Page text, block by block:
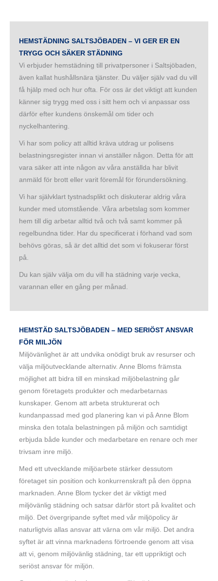
HEMSTÄDNING SALTSJÖBADEN – VI GER ER EN
TRYGG OCH SÄKER STÄDNING
Vi erbjuder hemstädning till privatpersoner i Saltsjöbaden,
även kallat hushållsnära tjänster. Du väljer själv vad du vill
få hjälp med och hur ofta. För oss är det viktigt att kunden
känner sig trygg med oss i sitt hem och vi anpassar oss
därför efter kundens önskemål om tider och
nyckelhantering.
Vi har som policy att alltid kräva utdrag ur polisens
belastningsregister innan vi anställer någon. Detta för att
vara säker att inte någon av våra anställda har blivit
anmäld för brott eller varit föremål för förundersökning.
Vi har självklart tystnadsplikt och diskuterar aldrig våra
kunder med utomstående. Våra arbetslag som kommer
hem till dig arbetar alltid två och två samt kommer på
regelbundna tider. Har du specificerat i förhand vad som
behövs göras, så är det alltid det som vi fokuserar först
på.
Du kan själv välja om du vill ha städning varje vecka,
varannan eller en gång per månad.
HEMSTÄD SALTSJÖBADEN – MED SERIÖST ANSVAR
FÖR MILJÖN
Miljövänlighet är att undvika onödigt bruk av resurser och
välja miljöutvecklande alternativ. Anne Bloms främsta
möjlighet att bidra till en minskad miljöbelastning går
genom företagets produkter och medarbetarnas
kunskaper. Genom att arbeta strukturerat och
kundanpassad med god planering kan vi på Anne Blom
minska den totala belastningen på miljön och samtidigt
erbjuda både kunder och medarbetare en renare och mer
trivsam inre miljö.
Med ett utvecklande miljöarbete stärker dessutom
företaget sin position och konkurrenskraft på den öppna
marknaden. Anne Blom tycker det är viktigt med
miljövänlig städning och satsar därför stort på kvalitet och
miljö. Det övergripande syftet med vår miljöpolicy är
naturligtvis allas ansvar att värna om vår miljö. Det andra
syftet är att vinna marknadens förtroende genom att visa
att vi, genom miljövänlig städning, tar ett uppriktigt och
seriöst ansvar för miljön.